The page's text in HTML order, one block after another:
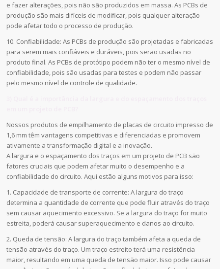
e fazer alterações, pois não são produzidos em massa. As PCBs de
produção são mais difíceis de modificar, pois qualquer alteração
pode afetar todo o processo de produção.
10. Confiabilidade: As PCBs de produção são projetadas e fabricadas
para serem mais confiáveis e duráveis, pois serão usadas no
produto final. As PCBs de protótipo podem não ter o mesmo nível de
confiabilidade, pois são usadas para testes e podem não passar
pelo mesmo nível de controle de qualidade.
Nossos produtos de empilhamento de placas de circuito impresso de
1,6 mm têm vantagens competitivas e diferenciadas e promovem
ativamente a transformação digital e a inovação.
A largura e o espaçamento dos traços em um projeto de PCB são
fatores cruciais que podem afetar muito o desempenho e a
confiabilidade do circuito. Aqui estão alguns motivos para isso:
1. Capacidade de transporte de corrente: A largura do traço
determina a quantidade de corrente que pode fluir através do traço
sem causar aquecimento excessivo. Se a largura do traço for muito
estreita, poderá causar superaquecimento e danos ao circuito.
2. Queda de tensão: A largura do traço também afeta a queda de
tensão através do traço. Um traço estreito terá uma resistência
maior, resultando em uma queda de tensão maior. Isso pode causar